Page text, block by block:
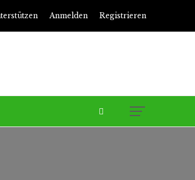
Anmelden Registrieren